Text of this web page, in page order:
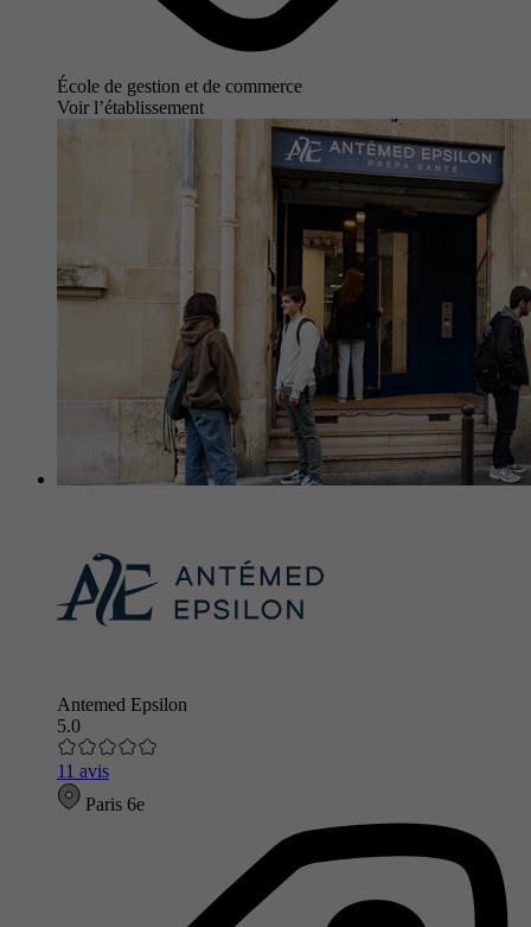
École de gestion et de commerce
Voir l’établissement
Antemed Epsilon
5.0
11 avis
Paris 6e